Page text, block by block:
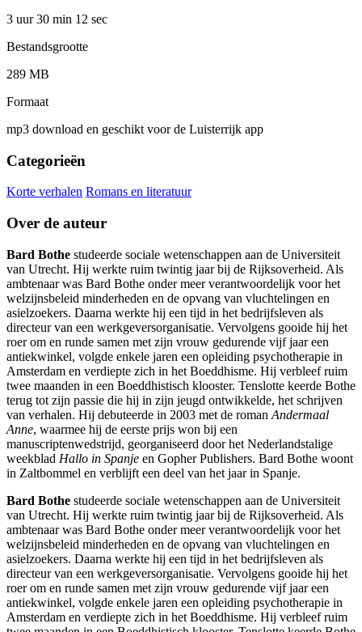
3 uur 30 min 12 sec
Bestandsgrootte
289 MB
Formaat
mp3 download en geschikt voor de Luisterrijk app
Categorieën
Korte verhalen Romans en literatuur
Over de auteur
Bard Bothe studeerde sociale wetenschappen aan de Universiteit
van Utrecht. Hij werkte ruim twintig jaar bij de Rijksoverheid. Als
ambtenaar was Bard Bothe onder meer verantwoordelijk voor het
welzijnsbeleid minderheden en de opvang van vluchtelingen en
asielzoekers. Daarna werkte hij een tijd in het bedrijfsleven als
directeur van een werkgeversorganisatie. Vervolgens gooide hij het
roer om en runde samen met zijn vrouw gedurende vijf jaar een
antiekwinkel, volgde enkele jaren een opleiding psychotherapie in
Amsterdam en verdiepte zich in het Boeddhisme. Hij verbleef ruim
twee maanden in een Boeddhistisch klooster. Tenslotte keerde Bothe
terug tot zijn passie die hij in zijn jeugd ontwikkelde, het schrijven
van verhalen. Hij debuteerde in 2003 met de roman Andermaal
Anne, waarmee hij de eerste prijs won bij een
manuscriptenwedstrijd, georganiseerd door het Nederlandstalige
weekblad Hallo in Spanje en Gopher Publishers. Bard Bothe woont
in Zaltbommel en verblijft een deel van het jaar in Spanje.
Bard Bothe studeerde sociale wetenschappen aan de Universiteit
van Utrecht. Hij werkte ruim twintig jaar bij de Rijksoverheid. Als
ambtenaar was Bard Bothe onder meer verantwoordelijk voor het
welzijnsbeleid minderheden en de opvang van vluchtelingen en
asielzoekers. Daarna werkte hij een tijd in het bedrijfsleven als
directeur van een werkgeversorganisatie. Vervolgens gooide hij het
roer om en runde samen met zijn vrouw gedurende vijf jaar een
antiekwinkel, volgde enkele jaren een opleiding psychotherapie in
Amsterdam en verdiepte zich in het Boeddhisme. Hij verbleef ruim